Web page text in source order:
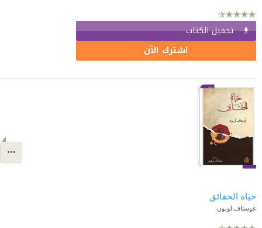
تحميل الكتاب
اشترك الآن
حياة الحقائق
غوستاف لوبون